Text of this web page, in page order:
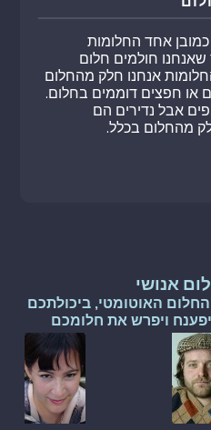
אחד החלומות
שאנחנו חולמים חלום
אנחנו חלק מהחלום
או חפצים דוממים בחלום.
אבל נדירים הם
מהחלום בכלל.
אנושי
האוטומטי, ביכולתכם
ויפרש את חלומכם